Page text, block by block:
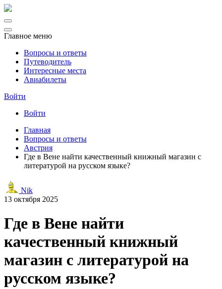
Главное меню
Вопросы и ответы
Путеводитель
Интересные места
Авиабилеты
Войти
Войти
Главная
Вопросы и ответы
Австрия
Где в Вене найти качественный книжный магазин с
литературой на русском языке?
Nik
13 октября 2025
Где в Вене найти
качественный книжный
магазин с литературой на
русском языке?